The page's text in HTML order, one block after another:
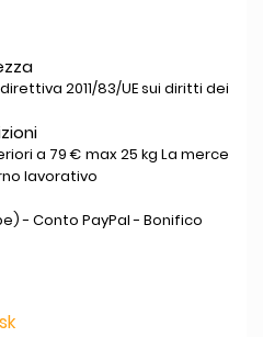
2011/83/UE sui diritti dei
a 79 € max 25 kg La merce
lavorativo
- Conto PayPal - Bonifico